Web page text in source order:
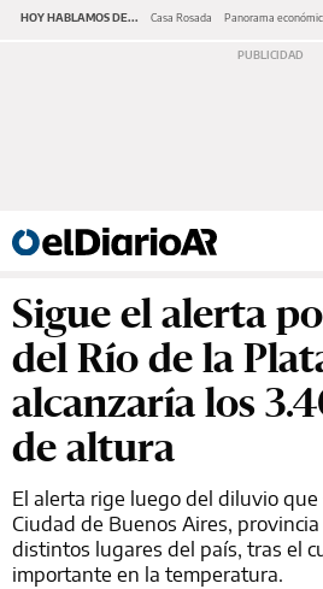
HOY HABLAMOS DE... Casa Rosada Panorama
Sigue el alerta
del Río de la
alcanzaría los
de altura
El alerta rige luego del diluvio
Ciudad de Buenos Aires,
distintos lugares del país, tras el
importante en la temperatura.